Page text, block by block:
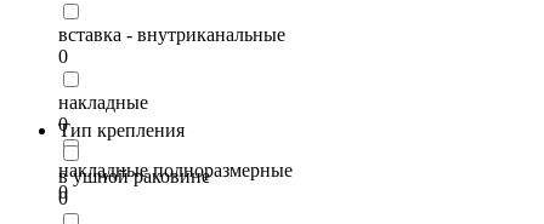
вставка - внутриканальные
0
накладные
0
накладные полноразмерные
0
Тип крепления
в ушной раковине
0